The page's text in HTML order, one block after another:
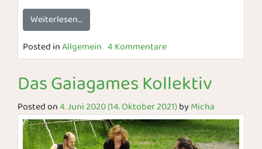
Weiterlesen…
Posted inAllgemein 4 Kommentare
Das Gaiagames Kollektiv
Posted on4. Juni 2020(14. Oktober 2021)byMicha